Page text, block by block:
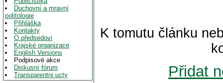
Duchovní a mravní
politologie
Přihláška
Kontakty
O předsedovi
Krajské organizace
English Versions
Podpisové akce
Diskusní fórum
Transparentni ucty
K tomutu článku
Přidat